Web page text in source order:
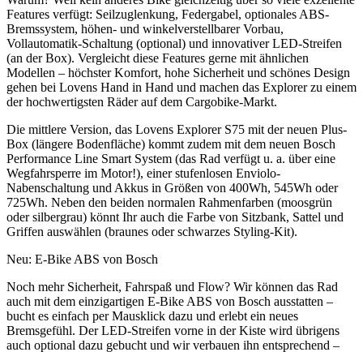
Features verfügt: Seilzuglenkung, Federgabel, optionales ABS-
Bremssystem, höhen- und winkelverstellbarer Vorbau,
Vollautomatik-Schaltung (optional) und innovativer LED-Streifen
(an der Box). Vergleicht diese Features gerne mit ähnlichen
Modellen – höchster Komfort, hohe Sicherheit und schönes Design
gehen bei Lovens Hand in Hand und machen das Explorer zu einem
der hochwertigsten Räder auf dem Cargobike-Markt.
Die mittlere Version, das Lovens Explorer S75 mit der neuen Plus-
Box (längere Bodenfläche) kommt zudem mit dem neuen Bosch
Performance Line Smart System (das Rad verfügt u. a. über eine
Wegfahrsperre im Motor!), einer stufenlosen Enviolo-
Nabenschaltung und Akkus in Größen von 400Wh, 545Wh oder
725Wh. Neben den beiden normalen Rahmenfarben (moosgrün
oder silbergrau) könnt Ihr auch die Farbe von Sitzbank, Sattel und
Griffen auswählen (braunes oder schwarzes Styling-Kit).
Neu: E-Bike ABS von Bosch
Noch mehr Sicherheit, Fahrspaß und Flow? Wir können das Rad
auch mit dem einzigartigen E-Bike ABS von Bosch ausstatten –
bucht es einfach per Mausklick dazu und erlebt ein neues
Bremsgefühl. Der LED-Streifen vorne in der Kiste wird übrigens
auch optional dazu gebucht und wir verbauen ihn entsprechend –